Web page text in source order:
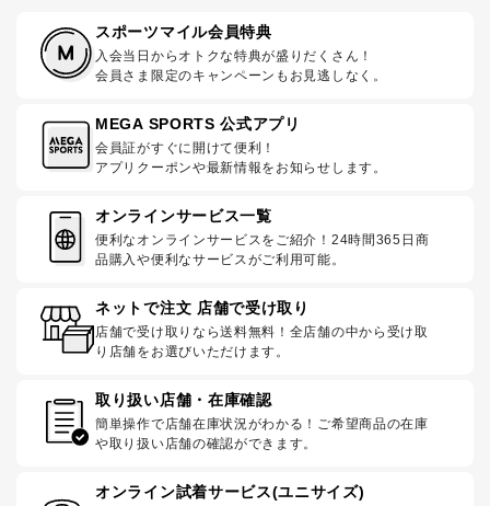
スポーツマイル会員特典
入会当日からオトクな特典が盛りだくさん！
会員さま限定のキャンペーンもお見逃しなく。
MEGA SPORTS 公式アプリ
会員証がすぐに開けて便利！
アプリクーポンや最新情報をお知らせします。
オンラインサービス一覧
便利なオンラインサービスをご紹介！24時間365日商
品購入や便利なサービスがご利用可能。
ネットで注文 店舗で受け取り
店舗で受け取りなら送料無料！全店舗の中から受け取
り店舗をお選びいただけます。
取り扱い店舗・在庫確認
簡単操作で店舗在庫状況がわかる！ご希望商品の在庫
や取り扱い店舗の確認ができます。
オンライン試着サービス(ユニサイズ)